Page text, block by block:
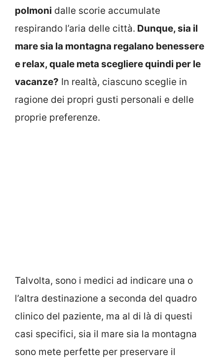
polmoni dalle scorie accumulate
respirando l’aria delle città. Dunque, sia il
mare sia la montagna regalano benessere
e relax, quale meta scegliere quindi per le
vacanze? In realtà, ciascuno sceglie in
ragione dei propri gusti personali e delle
proprie preferenze.
Talvolta, sono i medici ad indicare una o
l’altra destinazione a seconda del quadro
clinico del paziente, ma al di là di questi
casi specifici, sia il mare sia la montagna
sono mete perfette per preservare il